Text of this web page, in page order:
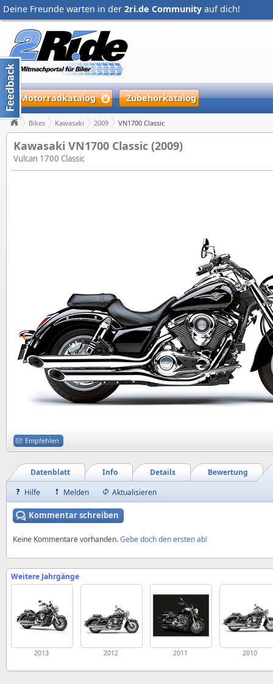
Deine Freunde warten in der 2ri.de Community auf dich!
Motorradkatalog Zubehörkatalog
Bikes Kawasaki 2009 VN1700 Classic
Kawasaki VN1700 Classic (2009)
Vulcan 1700 Classic
Empfehlen
Bewertung
Details
Info
Datenblatt
Hilfe
Melden Aktualisieren
Kommentar schreiben
Keine Kommentare vorhanden.Gebe doch den ersten ab!
Weitere Jahrgänge
2013 2012 2011 2010